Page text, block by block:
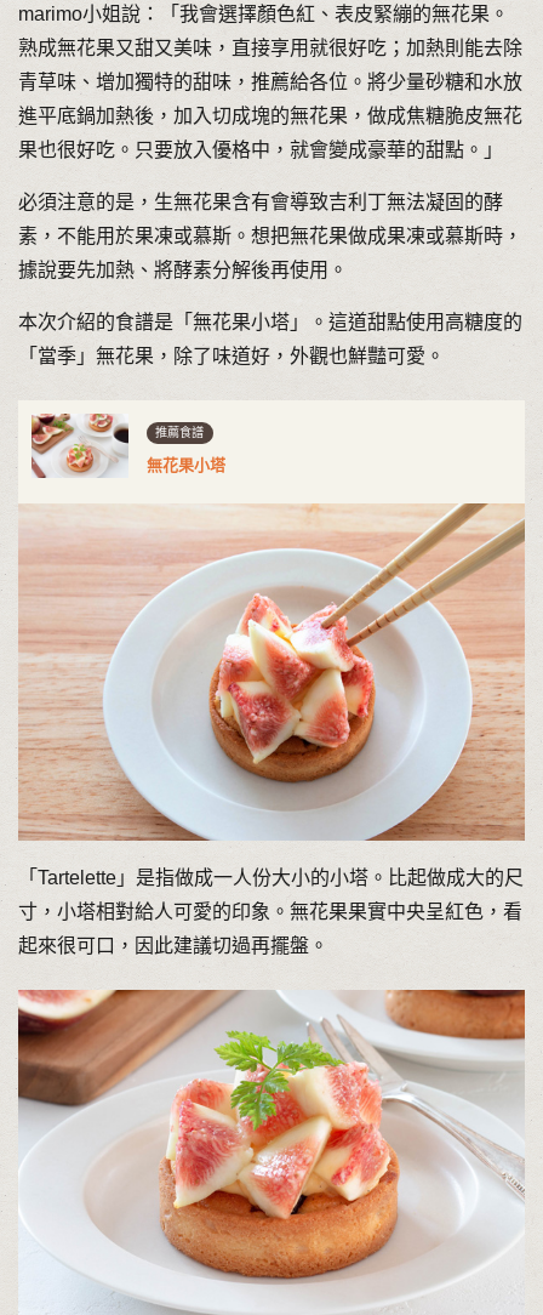
marimo小姐說：「我會選擇顏色紅、表皮緊繃的無花果。
熟成無花果又甜又美味，直接享用就很好吃；加熱則能去除
青草味、增加獨特的甜味，推薦給各位。將少量砂糖和水放
進平底鍋加熱後，加入切成塊的無花果，做成焦糖脆皮無花
果也很好吃。只要放入優格中，就會變成豪華的甜點。」
必須注意的是，生無花果含有會導致吉利丁無法凝固的酵
素，不能用於果凍或慕斯。想把無花果做成果凍或慕斯時，
據說要先加熱、將酵素分解後再使用。
本次介紹的食譜是「無花果小塔」。這道甜點使用高糖度的
「當季」無花果，除了味道好，外觀也鮮豔可愛。
推薦食譜
無花果小塔
「Tartelette」是指做成一人份大小的小塔。比起做成大的尺
寸，小塔相對給人可愛的印象。無花果果實中央呈紅色，看
起來很可口，因此建議切過再擺盤。